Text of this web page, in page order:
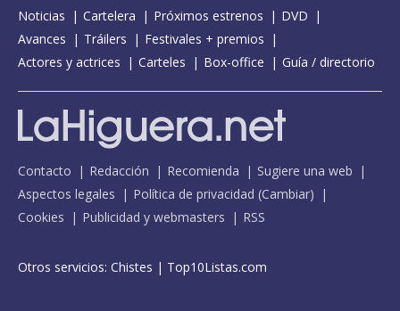
Noticias Cartelera Próximos estrenos
DVD
Avances
Tráilers
Festivales + premios
Actores y actrices
Carteles Box-office Guía / directorio
Contacto Redacción Recomienda
Sugiere una web
Aspectos legales
Política de privacidad (Cambiar)
Cookies
Publicidad y webmasters RSS
Otros servicios: Chistes | Top10Listas.com